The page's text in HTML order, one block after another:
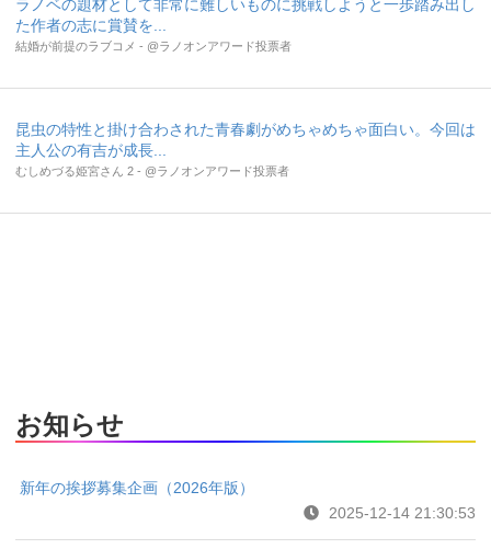
ラノベの題材として非常に難しいものに挑戦しようと一歩踏み出し
た作者の志に賞賛を...
結婚が前提のラブコメ - @ラノオンアワード投票者
昆虫の特性と掛け合わされた青春劇がめちゃめちゃ面白い。今回は
主人公の有吉が成長...
むしめづる姫宮さん 2 - @ラノオンアワード投票者
お知らせ
新年の挨拶募集企画（2026年版）
2025-12-14 21:30:53